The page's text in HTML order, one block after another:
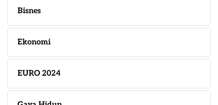
Bisnes
Ekonomi
EURO 2024